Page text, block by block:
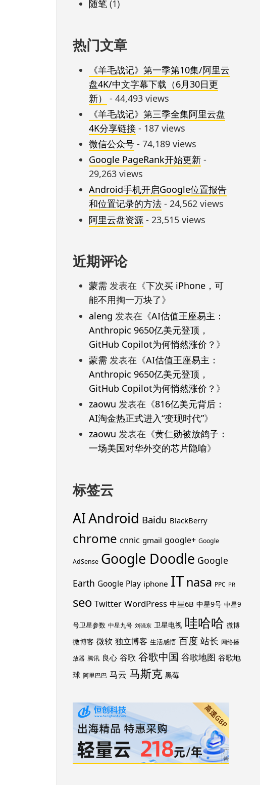
随笔(1)
热门文章
《羊毛战记》第一季第10集/阿里云
盘4K/中文字幕下载（6月30日更
新）
- 44,493 views
《羊毛战记》第三季全集阿里云盘
4K分享链接- 187 views
微信公众号- 74,189 views
Google PageRank开始更新-
29,263 views
Android手机开启Google位置报告
和位置记录的方法- 24,562 views
阿里云盘资源- 23,515 views
近期评论
蒙需发表在《下次买 iPhone，可
能不用掏一万块了》
aleng 发表在《AI估值王座易主：
Anthropic 9650亿美元登顶，
GitHub Copilot为何悄然涨价？ 》
蒙需发表在《AI估值王座易主：
Anthropic 9650亿美元登顶，
GitHub Copilot为何悄然涨价？ 》
zaowu 发表在《816亿美元背后：
AI淘金热正式进入“变现时代”》
zaowu 发表在《黄仁勋被放鸽子：
一场美国对华外交的芯片隐喻》
标签云
AIAndroid Baidu BlackBerry
chrome cnnic gmail google+ Google
AdSense Google Doodle Google
Earth Google Play iphone IT nasa PPC PR
seo Twitter WordPress 中星6B 中星9号 中星9
号卫星参数 中星九号 刘强东 卫星电视 哇哈哈 微博
微博客 微软 独立博客 生活感悟 百度 站长 网络播
放器 腾讯 良心 谷歌 谷歌中国 谷歌地图 谷歌地
球 阿里巴巴 马云 马斯克 黑莓